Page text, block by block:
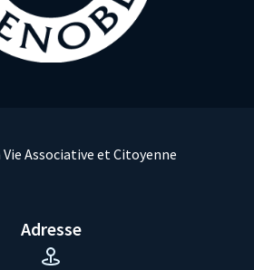
Vie Associative et Citoyenne
Adresse